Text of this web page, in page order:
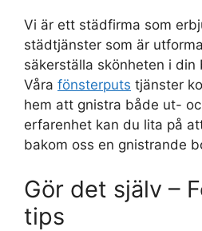
Vi är ett städfirma som
städtjänster som är
säkerställa skönheten i din
Våra fönsterputs tjänster
hem att gnistra både ut-
erfarenhet kan du lita på
bakom oss en gnistrande
Gör det själv –
tips